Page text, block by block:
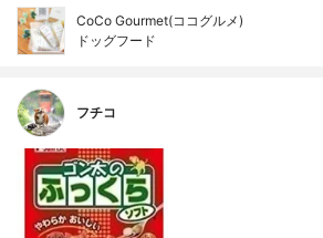
CoCo Gourmet(ココグルメ)
ドッグフード
フチコ